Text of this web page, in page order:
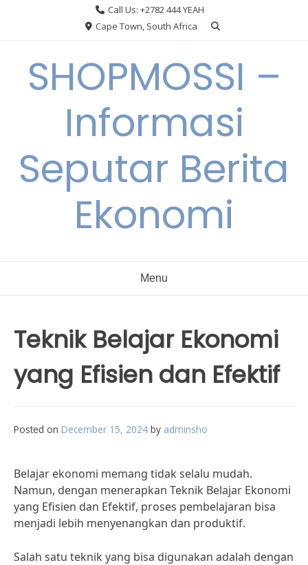
Call Us: +2782 444 YEAH
Cape Town, South Africa
SHOPMOSSI –
Informasi
Seputar Berita
Ekonomi
Menu
Teknik Belajar Ekonomi
yang Efisien dan Efektif
Posted on December 15, 2024 by adminsho
Belajar ekonomi memang tidak selalu mudah.
Namun, dengan menerapkan Teknik Belajar Ekonomi
yang Efisien dan Efektif, proses pembelajaran bisa
menjadi lebih menyenangkan dan produktif.
Salah satu teknik yang bisa digunakan adalah dengan